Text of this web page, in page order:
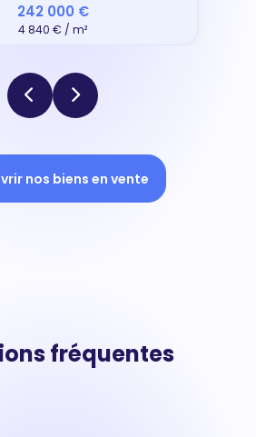
242 000 €
4 840 € / m²
nos biens en vente
fréquentes